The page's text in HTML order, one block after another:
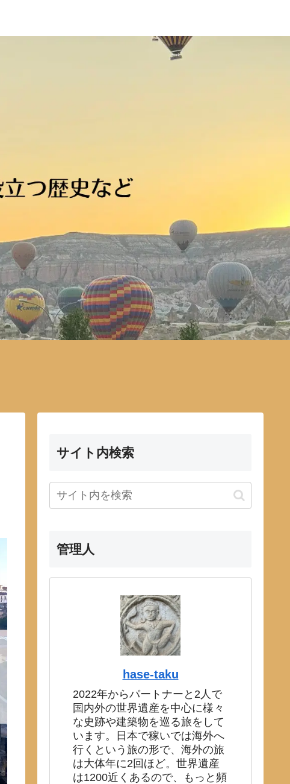
サイト内検索
管理人
hase-taku
2022年からパートナーと2人で
国内外の世界遺産を中心に様々
な史跡や建築物を巡る旅をして
います。日本で稼いでは海外へ
行くという旅の形で、海外の旅
は大体年に2回ほど。世界遺産
は1200近くあるので、もっと頻